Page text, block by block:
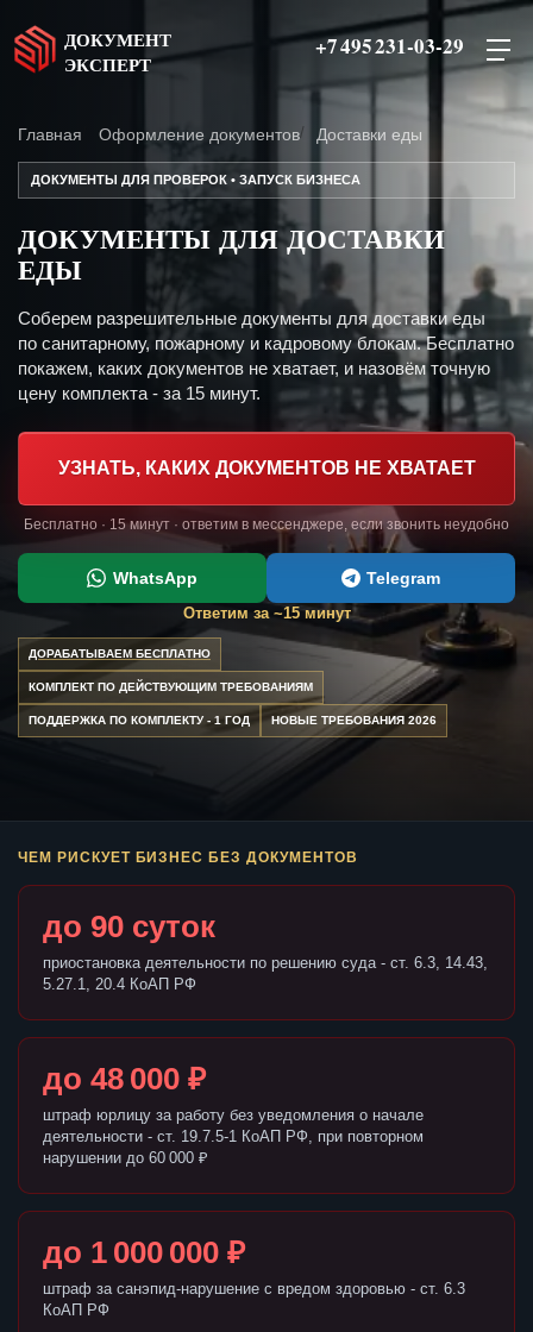
ДОКУМЕНТ
ЭКСПЕРТ
+7 495 231-03-29
Главная Оформление документов Доставки еды
ДОКУМЕНТЫ ДЛЯ ПРОВЕРОК • ЗАПУСК БИЗНЕСА
ДОКУМЕНТЫ ДЛЯ ДОСТАВКИ
ЕДЫ
Соберем разрешительные документы для доставки еды
по санитарному, пожарному и кадровому блокам. Бесплатно
покажем, каких документов не хватает, и назовём точную
цену комплекта - за 15 минут.
УЗНАТЬ, КАКИХ ДОКУМЕНТОВ НЕ ХВАТАЕТ
Бесплатно · 15 минут · ответим в мессенджере, если звонить неудобно
WhatsApp Telegram
Ответим за ~15 минут
ДОРАБАТЫВАЕМ БЕСПЛАТНО
КОМПЛЕКТ ПО ДЕЙСТВУЮЩИМ ТРЕБОВАНИЯМ
ПОДДЕРЖКА ПО КОМПЛЕКТУ - 1 ГОД НОВЫЕ ТРЕБОВАНИЯ 2026
ЧЕМ РИСКУЕТ БИЗНЕС БЕЗ ДОКУМЕНТОВ
до 90 суток
приостановка деятельности по решению суда - ст. 6.3, 14.43,
5.27.1, 20.4 КоАП РФ
до 48 000 ₽
штраф юрлицу за работу без уведомления о начале
деятельности - ст. 19.7.5-1 КоАП РФ, при повторном
нарушении до 60 000 ₽
до 1 000 000 ₽
штраф за санэпид-нарушение с вредом здоровью - ст. 6.3
КоАП РФ